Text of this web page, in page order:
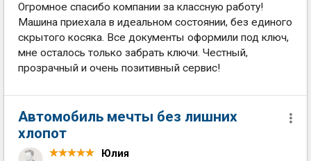
Огромное спасибо компании за классную работу!
Машина приехала в идеальном состоянии, без единого
скрытого косяка. Все документы оформили под ключ,
мне осталось только забрать ключи. Честный,
прозрачный и очень позитивный сервис!
Автомобиль мечты без лишних
хлопот
Юлия